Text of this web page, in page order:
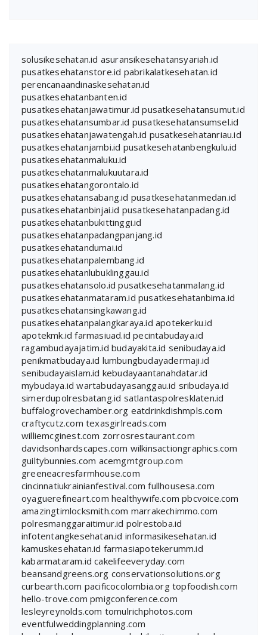
solusikesehatan.id asuransikesehatansyariah.id
pusatkesehatanstore.id pabrikalatkesehatan.id
perencanaandinaskesehatan.id
pusatkesehatanbanten.id
pusatkesehatanjawatimur.id pusatkesehatansumut.id
pusatkesehatansumbar.id pusatkesehatansumsel.id
pusatkesehatanjawatengah.id pusatkesehatanriau.id
pusatkesehatanjambi.id pusatkesehatanbengkulu.id
pusatkesehatanmaluku.id
pusatkesehatanmalukuutara.id
pusatkesehatangorontalo.id
pusatkesehatansabang.id pusatkesehatanmedan.id
pusatkesehatanbinjai.id pusatkesehatanpadang.id
pusatkesehatanbukittinggi.id
pusatkesehatanpadangpanjang.id
pusatkesehatandumai.id
pusatkesehatanpalembang.id
pusatkesehatanlubuklinggau.id
pusatkesehatansolo.id pusatkesehatanmalang.id
pusatkesehatanmataram.id pusatkesehatanbima.id
pusatkesehatansingkawang.id
pusatkesehatanpalangkaraya.id apotekerku.id
apotekmk.id farmasiuad.id pecintabudaya.id
ragambudayajatim.id budayakita.id senibudaya.id
penikmatbudaya.id lumbungbudayadermaji.id
senibudayaislam.id kebudayaantanahdatar.id
mybudaya.id wartabudayasanggau.id sribudaya.id
simerdupolresbatang.id satlantaspolresklaten.id
buffalogrovechamber.org eatdrinkdishmpls.com
craftycutz.com texasgirlreads.com
williemcginest.com zorrosrestaurant.com
davidsonhardscapes.com wilkinsactiongraphics.com
guiltybunnies.com acemgmtgroup.com
greeneacresfarmhouse.com
cincinnatiukrainianfestival.com fullhousesa.com
oyaguerefineart.com healthywife.com pbcvoice.com
amazingtimlocksmith.com marrakechimmo.com
polresmanggaraitimur.id polrestoba.id
infotentangkesehatan.id informasikesehatan.id
kamuskesehatan.id farmasiapotekerumm.id
kabarmataram.id cakelifeeveryday.com
beansandgreens.org conservationsolutions.org
curbearth.com pacificocolombia.org topfoodish.com
hello-trove.com pmigconference.com
lesleyreynolds.com tomulrichphotos.com
eventfulweddingplanning.com